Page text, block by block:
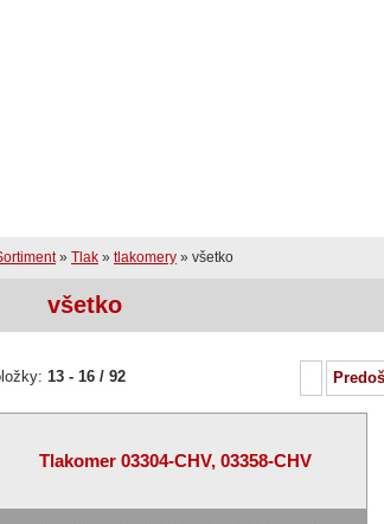
» Tlak » tlakomery » všetko
všetko
13 - 16 / 92
Tlakomer 03304-CHV, 03358-CHV